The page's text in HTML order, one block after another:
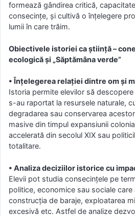
formează gândirea critică,
consecințe, și cultivă o înțelegere
lumii în care trăim.
Obiectivele istoriei ca știință –
ecologică și „Săptămâna verde”
• Înțelegerea relației dintre om și
Istoria permite elevilor să
s-au raportat la resursele naturale,
degradarea sau conservarea
masive din timpul expansiunii
accelerată din secolul XIX sau
totalitare.
• Analiza deciziilor istorice cu
Elevii pot studia consecințele pe
politice, economice sau sociale care
construcția de baraje, exploatarea
excesivă etc. Astfel de analize